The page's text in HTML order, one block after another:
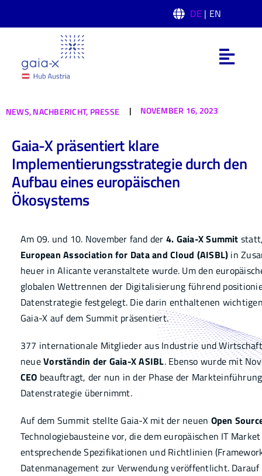
DE | EN
Domänen
News
Events
Infothek
Academy
NEWS,NACHBERICHT, PRESSE | NOVEMBER 16, 2023
Gaia-X präsentiert klare
Implementierungsstrategie durch den
Aufbau eines europäischen
Ökosystems
Am 09. und 10. November fand der 4. Gaia-X Summit
European Association for Data and Cloud (AISBL) in
heuer in Alicante veranstaltete wurde. Um den
globalen Wettrennen der Digitalisierung führend
Datenstrategie festgelegt. Die darin enthaltenen
Gaia-X auf dem Summit präsentiert.
377 internationale Mitglieder aus Industrie und
neueVorständin der Gaia-X ASIBL. Ebenso wurde mit
CEO beauftragt, der nun in der Phase der
Datenstrategie übernimmt.
Auf dem Summit stellte Gaia-X mit der neuen Open
Technologiebausteine vor, die dem europäischen IT
entsprechende Spezifikationen und Richtlinien
Datenmanagement zur Verwendung veröffentlicht.